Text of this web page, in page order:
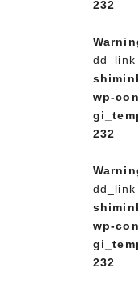
232
wp-
232
wp-
232